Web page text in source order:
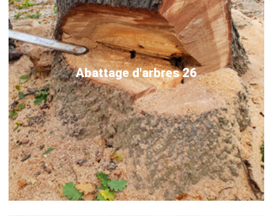
Abattage d'arbres 26